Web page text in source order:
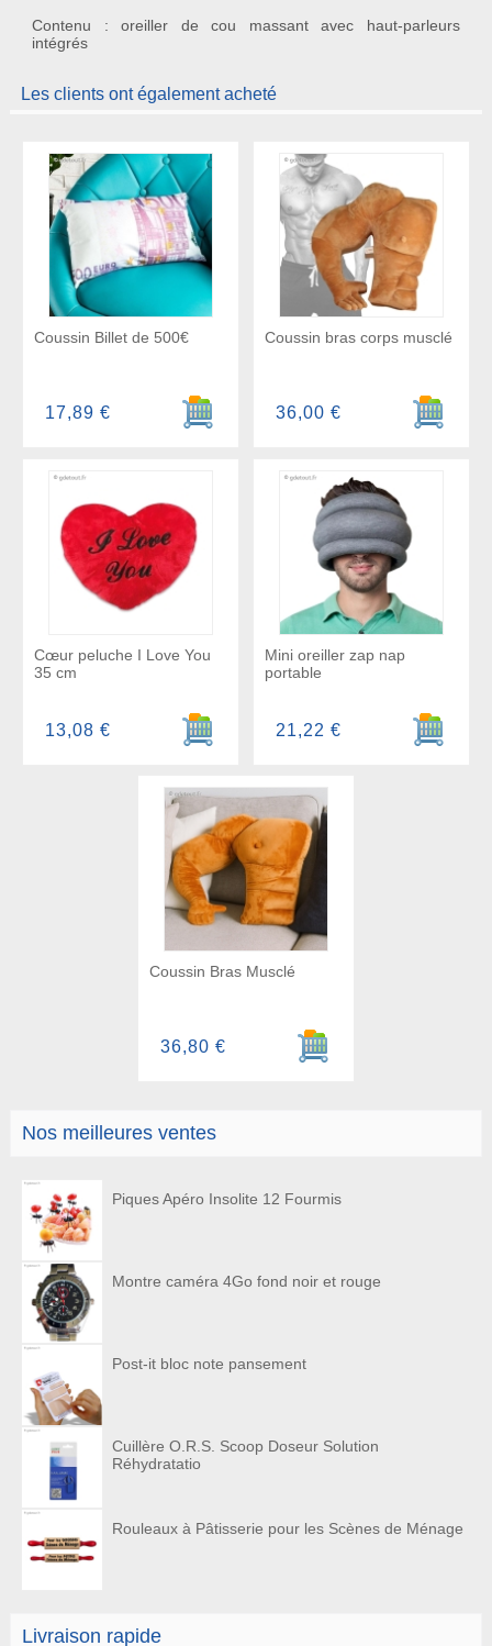
Nos meilleures ventes
Piques Apéro Insolite 12 Fourmis
Montre caméra 4Go fond noir et rouge
Post-it bloc note pansement
Cuillère O.R.S. Scoop Doseur Solution
Réhydratatio
Rouleaux à Pâtisserie pour les Scènes de Ménage
Livraison rapide
Contenu : oreiller de cou massant avec haut-parleurs
intégrés
Les clients ont également acheté
Coussin Billet de 500€
Ajouter au panier
17,89 €
Coussin bras corps musclé
Ajouter
36,00 €
Cœur peluche I Love You
35 cm
Ajouter au panier
13,08 €
Mini oreiller zap nap
portable
Ajouter
21,22 €
Coussin Bras Musclé
Ajouter au panier
36,80 €